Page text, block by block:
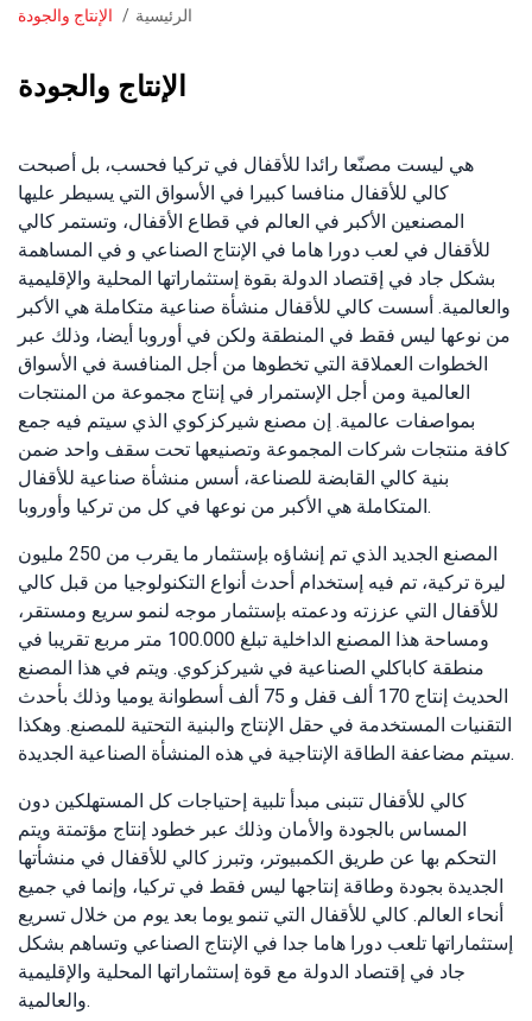
التنقل
الرئيسية الإنتاج والجودة
الإنتاج والجودة
هي ليست مصنّعا رائدا للأقفال في تركيا فحسب، بل أصبحت
كالي للأقفال منافسا كبيرا في الأسواق التي يسيطر عليها
المصنعين الأكبر في العالم في قطاع الأقفال، وتستمر كالي
للأقفال في لعب دورا هاما في الإنتاج الصناعي و في المساهمة
بشكل جاد في إقتصاد الدولة بقوة إستثماراتها المحلية والإقليمية
والعالمية. أسست كالي للأقفال منشأة صناعية متكاملة هي الأكبر
من نوعها ليس فقط في المنطقة ولكن في أوروبا أيضا، وذلك عبر
الخطوات العملاقة التي تخطوها من أجل المنافسة في الأسواق
العالمية ومن أجل الإستمرار في إنتاج مجموعة من المنتجات
بمواصفات عالمية. إن مصنع شيركزكوي الذي سيتم فيه جمع
كافة منتجات شركات المجموعة وتصنيعها تحت سقف واحد ضمن
بنية كالي القابضة للصناعة، أسس منشأة صناعية للأقفال
المتكاملة هي الأكبر من نوعها في كل من تركيا وأوروبا.
المصنع الجديد الذي تم إنشاؤه بإستثمار ما يقرب من 250 مليون
ليرة تركية، تم فيه إستخدام أحدث أنواع التكنولوجيا من قبل كالي
للأقفال التي عززته ودعمته بإستثمار موجه لنمو سريع ومستقر،
ومساحة هذا المصنع الداخلية تبلغ 100.000 متر مربع تقريبا في
منطقة كاباكلي الصناعية في شيركزكوي. ويتم في هذا المصنع
الحديث إنتاج 170 ألف قفل و 75 ألف أسطوانة يوميا وذلك بأحدث
التقنيات المستخدمة في حقل الإنتاج والبنية التحتية للمصنع. وهكذا
سيتم مضاعفة الطاقة الإنتاجية في هذه المنشأة الصناعية الجديدة.
كالي للأقفال تتبنى مبدأ تلبية إحتياجات كل المستهلكين دون
المساس بالجودة والأمان وذلك عبر خطود إنتاج مؤتمتة ويتم
التحكم بها عن طريق الكمبيوتر، وتبرز كالي للأقفال في منشأتها
الجديدة بجودة وطاقة إنتاجها ليس فقط في تركيا، وإنما في جميع
أنحاء العالم. كالي للأقفال التي تنمو يوما بعد يوم من خلال تسريع
إستثماراتها تلعب دورا هاما جدا في الإنتاج الصناعي وتساهم بشكل
جاد في إقتصاد الدولة مع قوة إستثماراتها المحلية والإقليمية
والعالمية.